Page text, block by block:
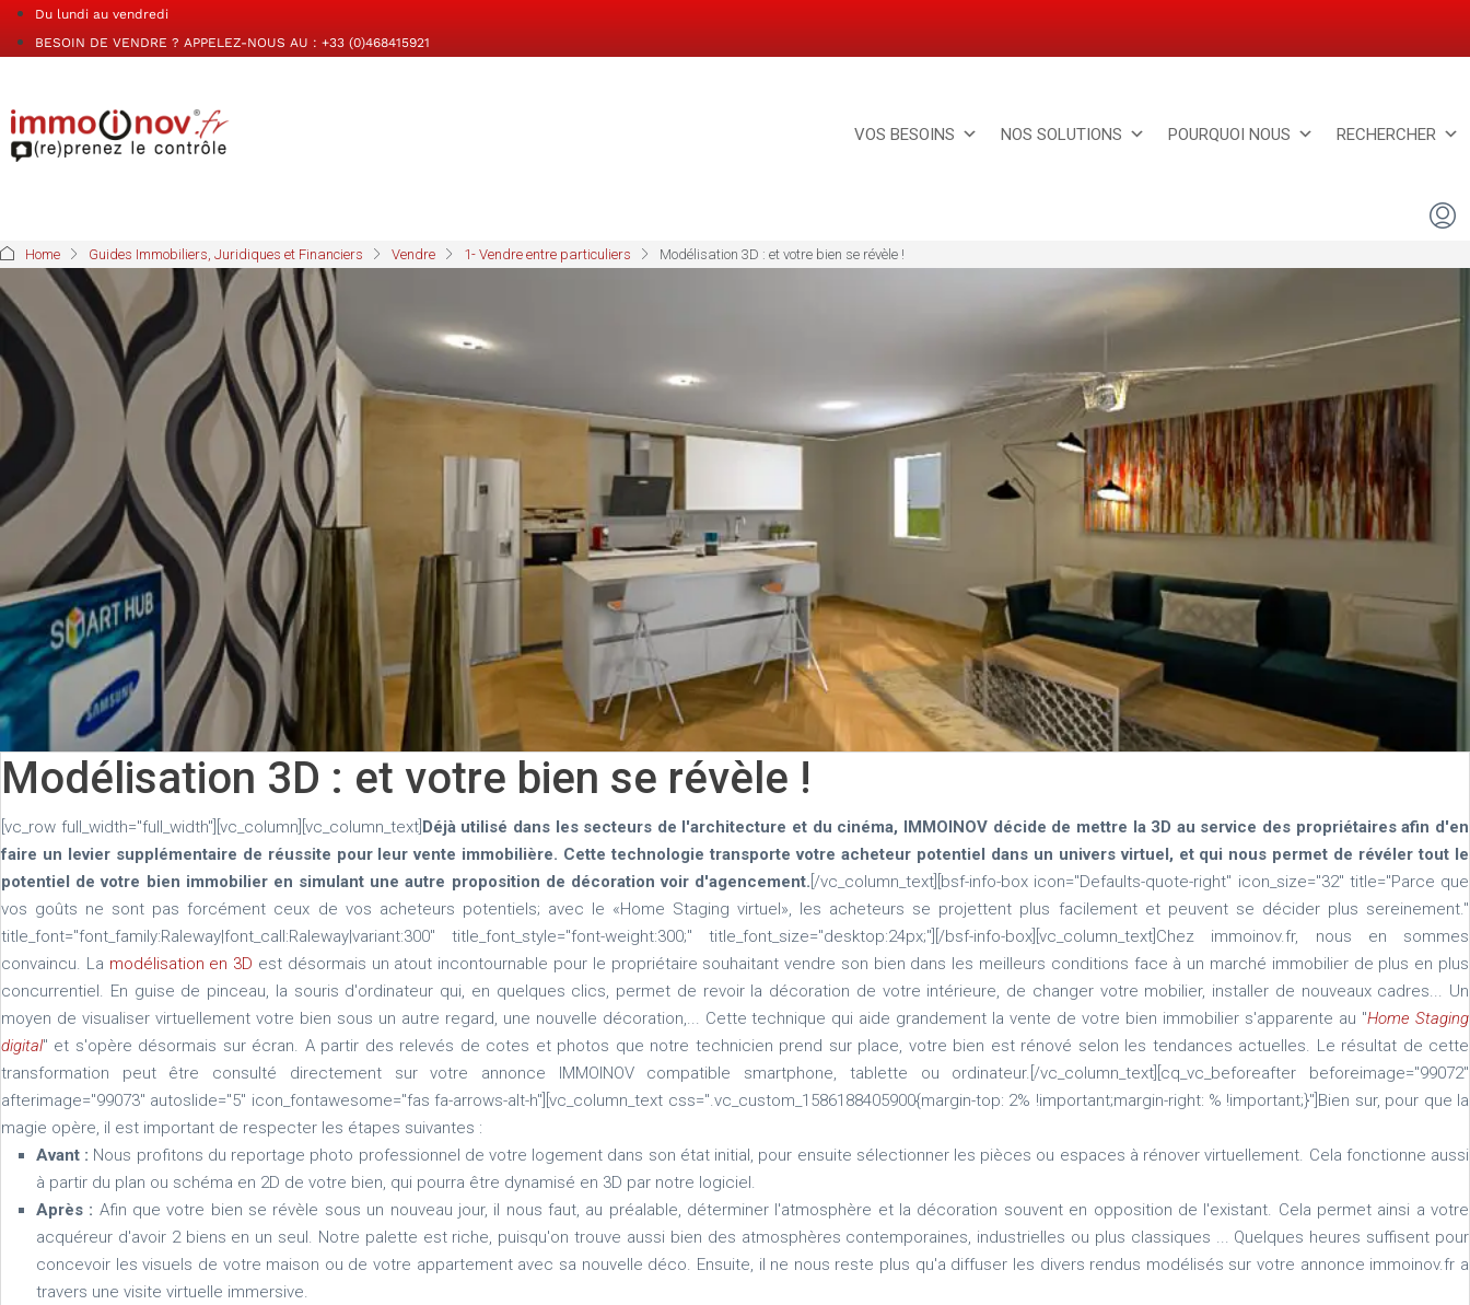
Du lundi au vendredi
BESOIN DE VENDRE ? APPELEZ-NOUS AU : +33 (0)468415921
VOS BESOINS NOS SOLUTIONS POURQUOI NOUS RECHERCHER
Home Guides Immobiliers, Juridiques et Financiers Vendre 1- Vendre entre particuliers Modélisation 3D : et votre bien se révèle !
Modélisation 3D : et votre bien se révèle !
[vc_row full_width="full_width"][vc_column][vc_column_text] Déjà utilisé dans les secteurs de l'architecture et du cinéma, IMMOINOV décide de mettre la 3D au service des propriétaires afin d'en
faire un levier supplémentaire de réussite pour leur vente immobilière. Cette technologie transporte votre acheteur potentiel dans un univers virtuel, et qui nous permet de révéler tout le
potentiel de votre bien immobilier en simulant une autre proposition de décoration voir d'agencement. [/vc_column_text][bsf-info-box icon="Defaults-quote-right" icon_size="32" title="Parce que
vos goûts ne sont pas forcément ceux de vos acheteurs potentiels; avec le «Home Staging virtuel», les acheteurs se projettent plus facilement et peuvent se décider plus sereinement."
title_font="font_family:Raleway|font_call:Raleway|variant:300" title_font_style="font-weight:300;" title_font_size="desktop:24px;"][/bsf-info-box][vc_column_text]Chez immoinov.fr, nous en sommes
convaincu. La modélisation en 3D est désormais un atout incontournable pour le propriétaire souhaitant vendre son bien dans les meilleurs conditions face à un marché immobilier de plus en plus
concurrentiel. En guise de pinceau, la souris d'ordinateur qui, en quelques clics, permet de revoir la décoration de votre intérieure, de changer votre mobilier, installer de nouveaux cadres... Un
moyen de visualiser virtuellement votre bien sous un autre regard, une nouvelle décoration,... Cette technique qui aide grandement la vente de votre bien immobilier s'apparente au "Home Staging
digital" et s'opère désormais sur écran. A partir des relevés de cotes et photos que notre technicien prend sur place, votre bien est rénové selon les tendances actuelles. Le résultat de cette
transformation peut être consulté directement sur votre annonce IMMOINOV compatible smartphone, tablette ou ordinateur.[/vc_column_text][cq_vc_beforeafter beforeimage="99072"
afterimage="99073" autoslide="5" icon_fontawesome="fas fa-arrows-alt-h"][vc_column_text css=".vc_custom_1586188405900{margin-top: 2% !important;margin-right: % !important;}"]Bien sur, pour que la
magie opère, il est important de respecter les étapes suivantes :
Avant : Nous profitons du reportage photo professionnel de votre logement dans son état initial, pour ensuite sélectionner les pièces ou espaces à rénover virtuellement. Cela fonctionne aussi
à partir du plan ou schéma en 2D de votre bien, qui pourra être dynamisé en 3D par notre logiciel.
Après : Afin que votre bien se révèle sous un nouveau jour, il nous faut, au préalable, déterminer l'atmosphère et la décoration souvent en opposition de l'existant. Cela permet ainsi a votre
acquéreur d'avoir 2 biens en un seul. Notre palette est riche, puisqu'on trouve aussi bien des atmosphères contemporaines, industrielles ou plus classiques ... Quelques heures suffisent pour
concevoir les visuels de votre maison ou de votre appartement avec sa nouvelle déco. Ensuite, il ne nous reste plus qu'a diffuser les divers rendus modélisés sur votre annonce immoinov.fr a
travers une visite virtuelle immersive.